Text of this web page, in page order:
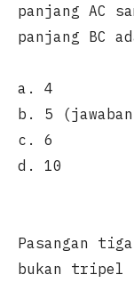
panjang AC
panjang BC
a. 4
b. 5
c. 6
d. 10
Pasangan
bukan tripel